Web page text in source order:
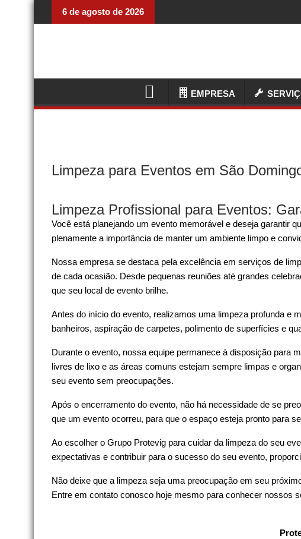
6 de agosto de 2026
EMPRESA
Limpeza para Eventos em São
Limpeza Profissional para Eventos:
Você está planejando um evento memorável e deseja garantir
plenamente a importância de manter um ambiente limpo e
Nossa empresa se destaca pela excelência em serviços de
de cada ocasião. Desde pequenas reuniões até grandes
que seu local de evento brilhe.
Antes do início do evento, realizamos uma limpeza profunda e
banheiros, aspiração de carpetes, polimento de superfícies e
Durante o evento, nossa equipe permanece à disposição para
livres de lixo e as áreas comuns estejam sempre limpas e
seu evento sem preocupações.
Após o encerramento do evento, não há necessidade de se
que um evento ocorreu, para que o espaço esteja pronto para
Ao escolher o Grupo Protevig para cuidar da limpeza do seu
expectativas e contribuir para o sucesso do seu evento,
Não deixe que a limpeza seja uma preocupação em seu
Entre em contato conosco hoje mesmo para conhecer nossos